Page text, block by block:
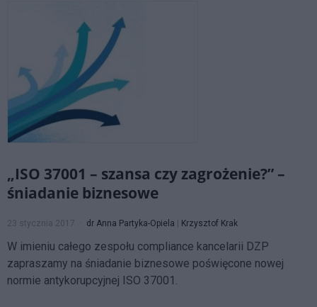
„ISO 37001 – szansa czy zagrożenie?” –
śniadanie biznesowe
23 stycznia 2017 dr Anna Partyka-Opiela | Krzysztof Krak
W imieniu całego zespołu compliance kancelarii DZP
zapraszamy na śniadanie biznesowe poświęcone nowej
normie antykorupcyjnej ISO 37001.